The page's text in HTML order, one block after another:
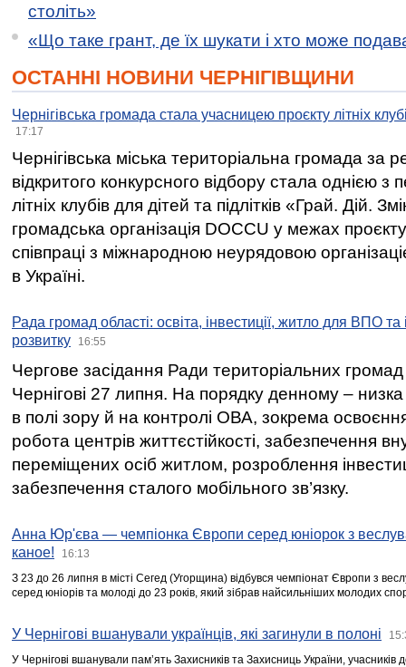
століть»
«Що таке грант, де їх шукати і хто може
ОСТАННІ НОВИНИ ЧЕРНІГІВЩИНИ
Чернігівська громада стала учасницею проєкту літніх
17:17
Чернігівська міська територіальна громада за
відкритого конкурсного відбору стала однією
літніх клубів для дітей та підлітків «Грай. Дій.
громадська організація DOCCU у межах
співпраці з міжнародною неурядовою
в Україні.
Рада громад області: освіта, інвестиції, житло для ВПО
розвитку
16:55
Чергове засідання Ради територіальних громад
Чернігові 27 липня. На порядку денному –
в полі зору й на контролі ОВА, зокрема освоєння
робота центрів життєстійкості, забезпечення
переміщених осіб житлом, розроблення
забезпечення сталого мобільного зв’язку.
Анна Юр'єва — чемпіонка Європи серед юніорок з
каное!
16:13
З 23 до 26 липня в місті Сегед (Угорщина) відбувся чемпіонат Європи з
серед юніорів та молоді до 23 років, який зібрав найсильніших молодих
У Чернігові вшанували українців, які загинули в полоні
У Чернігові вшанували пам’ять Захисників та Захисниць України,